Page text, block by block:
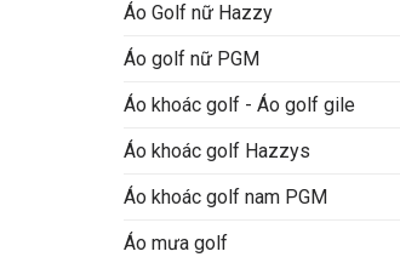
Áo Golf nữ Hazzy
Áo golf nữ PGM
Áo khoác golf - Áo golf gile
Áo khoác golf Hazzys
Áo khoác golf nam PGM
Áo mưa golf